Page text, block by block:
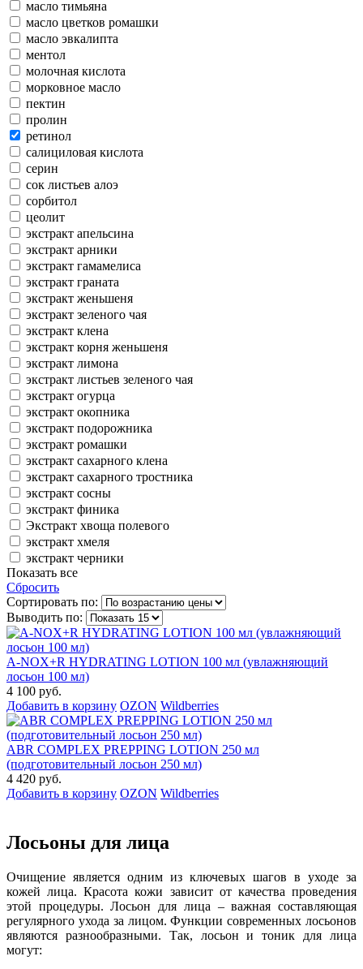
масло тимьяна
масло цветков ромашки
масло эвкалипта
ментол
молочная кислота
морковное масло
пектин
пролин
ретинол
салициловая кислота
серин
сок листьев алоэ
сорбитол
цеолит
экстракт апельсина
экстракт арники
экстракт гамамелиса
экстракт граната
экстракт женьшеня
экстракт зеленого чая
экстракт клена
экстракт корня женьшеня
экстракт лимона
экстракт листьев зеленого чая
экстракт огурца
экстракт окопника
экстракт подорожника
экстракт ромашки
экстракт сахарного клена
экстракт сахарного тростника
экстракт сосны
экстракт финика
Экстракт хвоща полевого
экстракт хмеля
экстракт черники
Показать все
Сбросить
Сортировать по:
Выводить по:
A-NOX+R HYDRATING LOTION 100 мл (увлажняющий
лосьон 100 мл)
4 100 руб.
Добавить в корзину OZON Wildberries
ABR COMPLEX PREPPING LOTION 250 мл
(подготовительный лосьон 250 мл)
4 420 руб.
Добавить в корзину OZON Wildberries
Лосьоны для лица
Очищение является одним из ключевых шагов в уходе за
кожей лица. Красота кожи зависит от качества проведения
этой процедуры. Лосьон для лица – важная составляющая
регулярного ухода за лицом. Функции современных лосьонов
являются разнообразными. Так, лосьон и тоник для лица
могут: